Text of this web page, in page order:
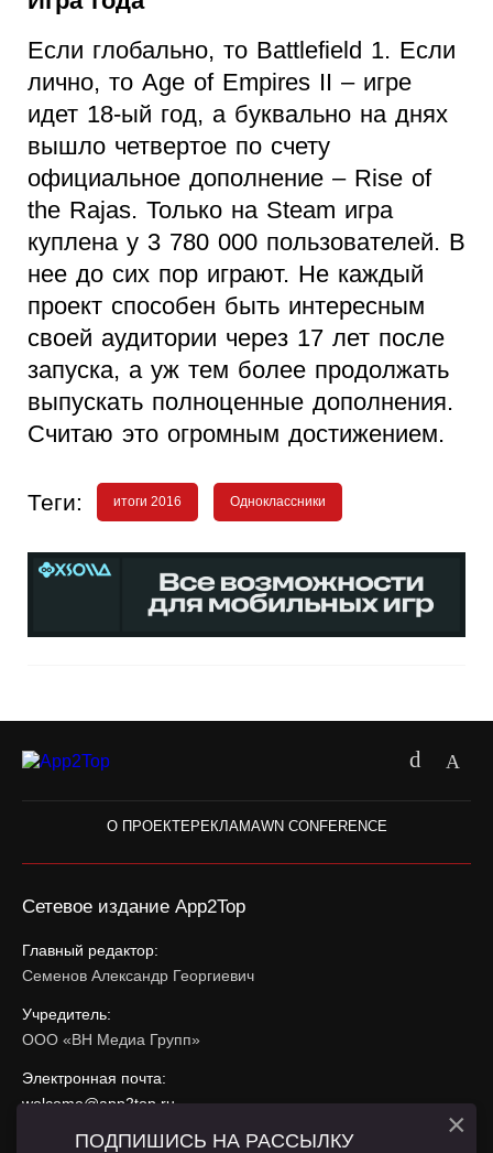
Если глобально, то Battlefield 1. Если
лично, то Age of Empires II – игре
идет 18-ый год, а буквально на днях
вышло четвертое по счету
официальное дополнение – Rise of
the Rajas. Только на Steam игра
куплена у 3 780 000 пользователей. В
нее до сих пор играют. Не каждый
проект способен быть интересным
своей аудитории через 17 лет после
запуска, а уж тем более продолжать
выпускать полноценные дополнения.
Считаю это огромным достижением.
Теги: итоги 2016 Одноклассники
О ПРОЕКТЕ РЕКЛАМАWN CONFERENCE
Сетевое издание App2Top
Главный редактор:
Семенов Александр Георгиевич
Учредитель:
ООО «ВН Медиа Групп»
Электронная почта:
welcome@app2top.ru
ПОДПИШИСЬ НА РАССЫЛКУ ×